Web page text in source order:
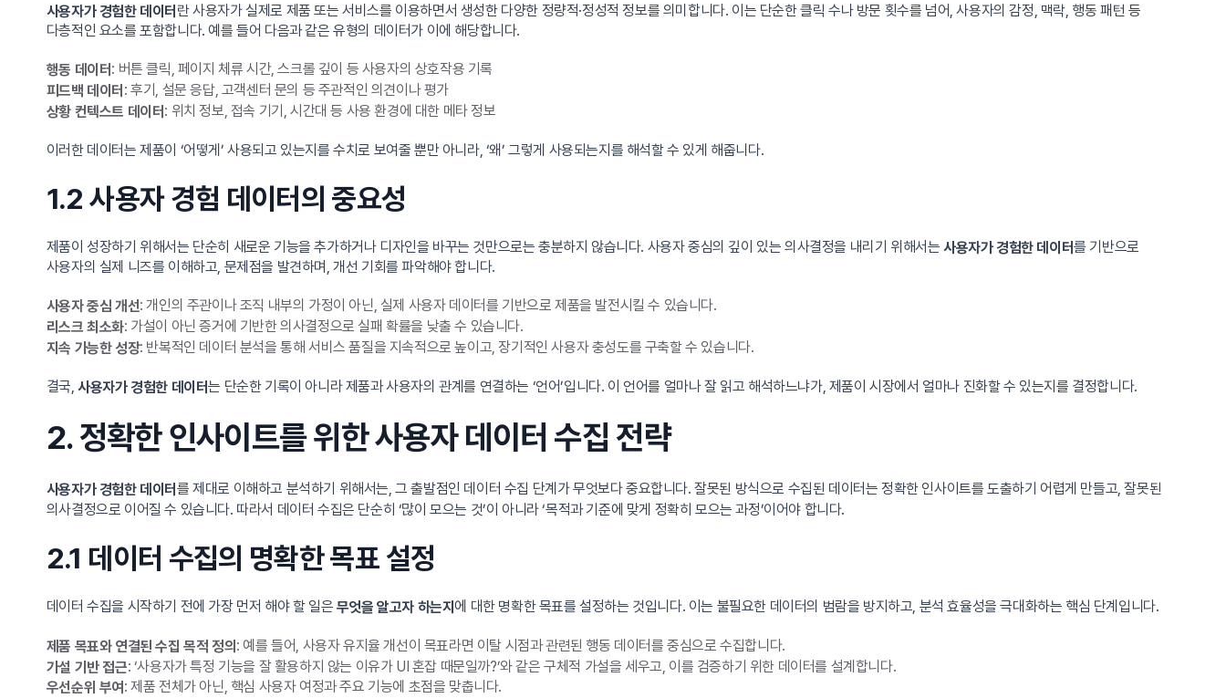
사용자가 경험한 데이터 란 사용자가 실제로 제품 또는 서비스를 이용하면서 생성한 다양한 정량적·정성적 정보를 의미합니다. 이는 단순한 클릭 수나 방문 횟수를 넘어, 사용자의 감정, 맥락, 행동 패턴 등
다층적인 요소를 포함합니다. 예를 들어 다음과 같은 유형의 데이터가 이에 해당합니다.
행동 데이터 : 버튼 클릭, 페이지 체류 시간, 스크롤 깊이 등 사용자의 상호작용 기록
피드백 데이터 : 후기, 설문 응답, 고객센터 문의 등 주관적인 의견이나 평가
상황 컨텍스트 데이터 : 위치 정보, 접속 기기, 시간대 등 사용 환경에 대한 메타 정보
이러한 데이터는 제품이 ‘어떻게’ 사용되고 있는지를 수치로 보여줄 뿐만 아니라, ‘왜’ 그렇게 사용되는지를 해석할 수 있게 해줍니다.
1.2 사용자 경험 데이터의 중요성
제품이 성장하기 위해서는 단순히 새로운 기능을 추가하거나 디자인을 바꾸는 것만으로는 충분하지 않습니다. 사용자 중심의 깊이 있는 의사결정을 내리기 위해서는 사용자가 경험한 데이터를 기반으로
사용자의 실제 니즈를 이해하고, 문제점을 발견하며, 개선 기회를 파악해야 합니다.
사용자 중심 개선: 개인의 주관이나 조직 내부의 가정이 아닌, 실제 사용자 데이터를 기반으로 제품을 발전시킬 수 있습니다.
리스크 최소화: 가설이 아닌 증거에 기반한 의사결정으로 실패 확률을 낮출 수 있습니다.
지속 가능한 성장: 반복적인 데이터 분석을 통해 서비스 품질을 지속적으로 높이고, 장기적인 사용자 충성도를 구축할 수 있습니다.
결국,사용자가 경험한 데이터는 단순한 기록이 아니라 제품과 사용자의 관계를 연결하는 ‘언어’입니다. 이 언어를 얼마나 잘 읽고 해석하느냐가, 제품이 시장에서 얼마나 진화할 수 있는지를 결정합니다.
2. 정확한 인사이트를 위한 사용자 데이터 수집 전략
사용자가 경험한 데이터 를 제대로 이해하고 분석하기 위해서는, 그 출발점인 데이터 수집 단계가 무엇보다 중요합니다. 잘못된 방식으로 수집된 데이터는 정확한 인사이트를 도출하기 어렵게 만들고, 잘못된
의사결정으로 이어질 수 있습니다. 따라서 데이터 수집은 단순히 ‘많이 모으는 것’이 아니라 ‘목적과 기준에 맞게 정확히 모으는 과정’이어야 합니다.
2.1 데이터 수집의 명확한 목표 설정
데이터 수집을 시작하기 전에 가장 먼저 해야 할 일은 무엇을 알고자 하는지에 대한 명확한 목표를 설정하는 것입니다. 이는 불필요한 데이터의 범람을 방지하고, 분석 효율성을 극대화하는 핵심 단계입니다.
제품 목표와 연결된 수집 목적 정의 : 예를 들어, 사용자 유지율 개선이 목표라면 이탈 시점과 관련된 행동 데이터를 중심으로 수집합니다.
가설 기반 접근: ‘사용자가 특정 기능을 잘 활용하지 않는 이유가 UI 혼잡 때문일까?’와 같은 구체적 가설을 세우고, 이를 검증하기 위한 데이터를 설계합니다.
우선순위 부여 : 제품 전체가 아닌, 핵심 사용자 여정과 주요 기능에 초점을 맞춥니다.